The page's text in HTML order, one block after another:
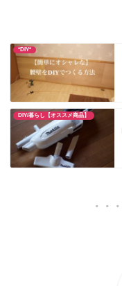
*DIY*
DIY/暮らし【オススメ商品】